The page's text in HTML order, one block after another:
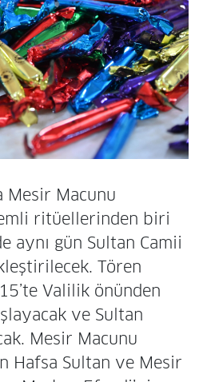
Mesir Macunu
ritüellerinden biri
aynı gün Sultan Camii
Tören
Valilik önünden
ve Sultan
Mesir Macunu
Hafsa Sultan ve Mesir